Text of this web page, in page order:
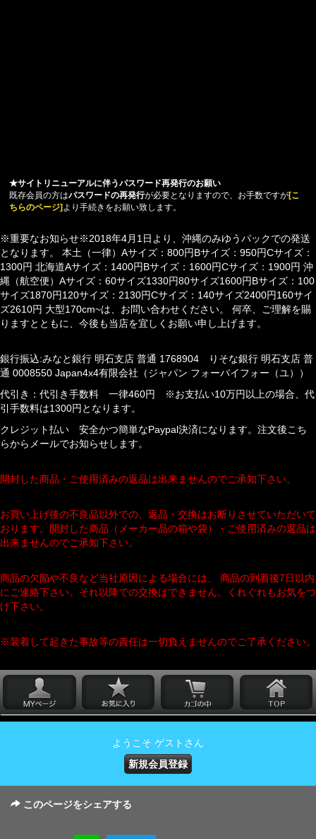
★サイトリニューアルに伴うパスワード再発行のお願い
既存会員の方はパスワードの再発行が必要となりますので、お手数ですが[こ
ちらのページ] より手続きをお願い致します。
※重要なお知らせ※2018年4月1日より、沖縄のみゆうパックでの発送
となります。 本土（一律）Aサイズ：800円Bサイズ：950円Cサイズ：
1300円 北海道Aサイズ：1400円Bサイズ：1600円Cサイズ：1900円 沖
縄（航空便）Aサイズ：60サイズ1330円80サイズ1600円Bサイズ：100
サイズ1870円120サイズ：2130円Cサイズ：140サイズ2400円160サイ
ズ2610円 大型170cm~は、お問い合わせください。 何卒、ご理解を賜
りますとともに、今後も当店を宜しくお願い申し上げます。
銀行振込:みなと銀行 明石支店 普通 1768904 りそな銀行 明石支店 普
通 0008550 Japan4x4有限会社（ジャパン フォーバイフォー（ユ））
代引き：代引き手数料 一律460円 ※お支払い10万円以上の場合、代
引手数料は1300円となります。
クレジット払い 安全かつ簡単なPaypal決済になります。注文後こち
らからメールでお知らせします。
開封した商品・ご使用済みの返品は出来ませんのでご承知下さい。
お買い上げ後の不良品以外での、返品・交換はお断りさせていただいて
おります。開封した商品（メーカー品の箱や袋）・ご使用済みの返品は
出来ませんのでご承知下さい。
商品の欠陥や不良など当社原因による場合には、 商品の到着後7日以内
にご連絡下さい。それ以降での交換はできません。くれぐれもお気をつ
け下さい。
※装着して起きた事故等の責任は一切負えませんのでご了承ください。
ようこそ ゲストさん
新規会員登録
このページをシェアする